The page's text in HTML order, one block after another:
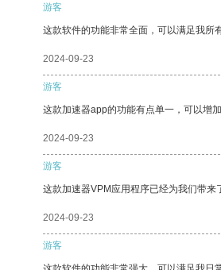
游客
这款软件的功能非常全面，可以满足我所
2024-09-23
游客
这款加速器app的功能有点单一，可以增
2024-09-23
游客
这款加速器VPM应用程序已经为我们带
2024-09-23
游客